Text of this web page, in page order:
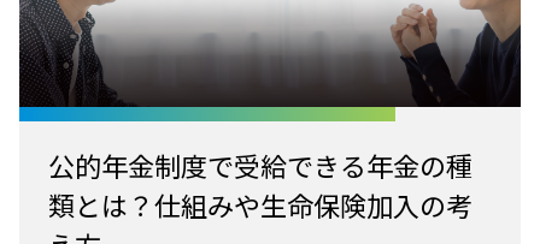
公的年金制度で受給できる年金の種
類とは？仕組みや生命保険加入の考